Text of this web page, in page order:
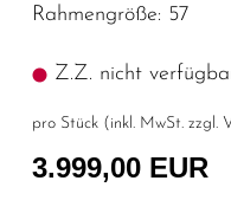
Rahmengröße: 57
Z.Z. nicht
pro Stück (inkl. MwSt. zzgl.
3.999,00 EUR